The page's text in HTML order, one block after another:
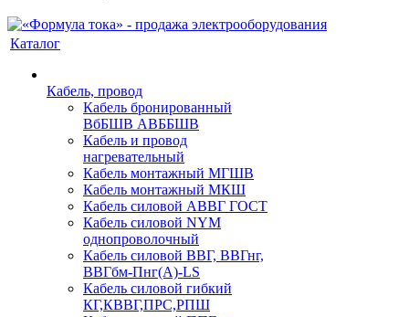
Каталог
Кабель, провод
Кабель бронированный
ВбБШВ АВББШВ
Кабель и провод
нагревательный
Кабель монтажный МГШВ
Кабель монтажный МКШ
Кабель силовой АВВГ ГОСТ
Кабель силовой NYM
однопроволочный
Кабель силовой ВВГ, ВВГнг,
ВВГбм-Пнг(А)-LS
Кабель силовой гибкий
КГ,КВВГ,ПРС,РПШ